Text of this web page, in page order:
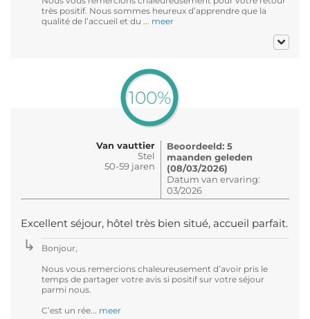
très positif. Nous sommes heureux d’apprendre que la
qualité de l’accueil et du ... meer
100%
Van vauttier
Stel
50-59 jaren
Beoordeeld: 5
maanden geleden
(08/03/2026)
Datum van ervaring:
03/2026
Excellent séjour, hôtel très bien situé, accueil parfait.
Bonjour,
Nous vous remercions chaleureusement d’avoir pris le
temps de partager votre avis si positif sur votre séjour
parmi nous.
C’est un rée... meer